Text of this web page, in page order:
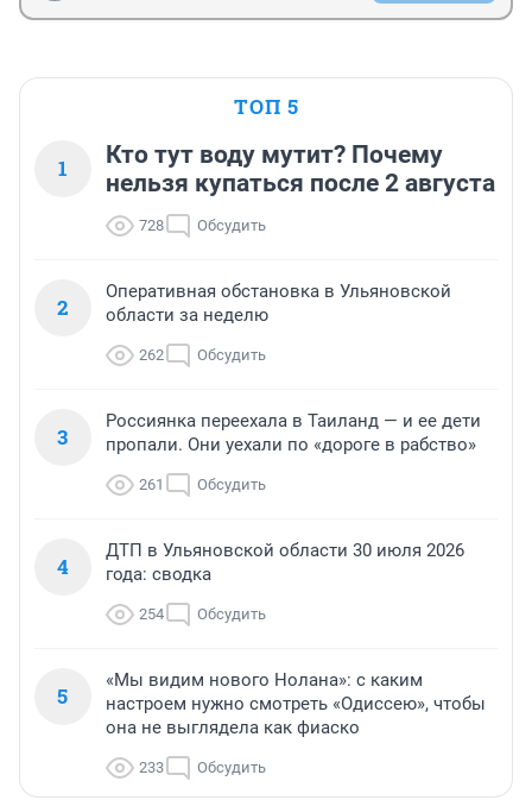
ТОП 5
1
Кто тут воду мутит? Почему
нельзя купаться после 2 августа
728 Обсудить
2
Оперативная обстановка в Ульяновской
области за неделю
262 Обсудить
3
Россиянка переехала в Таиланд — и ее дети
пропали. Они уехали по «дороге в рабство»
261 Обсудить
4
ДТП в Ульяновской области 30 июля 2026
года: сводка
254 Обсудить
5
«Мы видим нового Нолана»: с каким
настроем нужно смотреть «Одиссею», чтобы
она не выглядела как фиаско
233 Обсудить